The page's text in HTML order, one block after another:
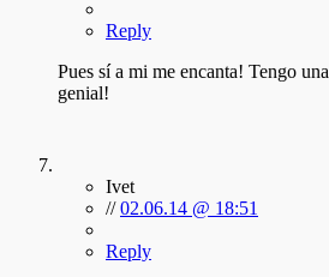
Reply
Pues sí a mi me encanta! Tengo
genial!
Ivet
//02.06.14 @ 18:51
Reply